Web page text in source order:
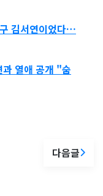
김서연이었다…
과 열애 공개 "숨
다음글